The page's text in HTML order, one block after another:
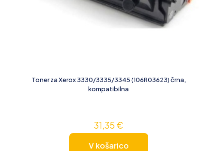
Toner za Xerox 3330/3335/3345 (106R03623) črna,
kompatibilna
31,35 €
V košarico